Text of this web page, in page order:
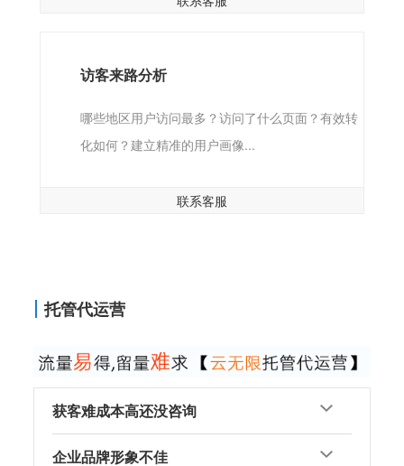
访客来路分析
哪些地区用户访问最多？访问了什么页面？有效转
化如何？建立精准的用户画像...
联系客服
托管代运营
获客难成本高还没咨询
企业品牌形象不佳